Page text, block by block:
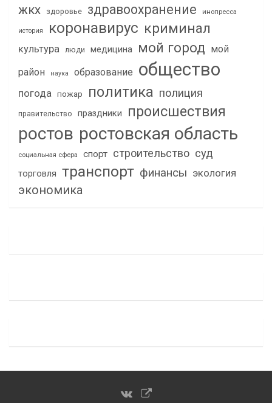
жкх здоровье здравоохранение инопресса
история коронавирус криминал
культура люди медицина мой город мой
район
наука образование общество
погода пожар политика полиция
правительство праздники происшествия
ростов ростовская область
социальная сфера спорт строительство суд
торговля транспорт финансы экология
экономика